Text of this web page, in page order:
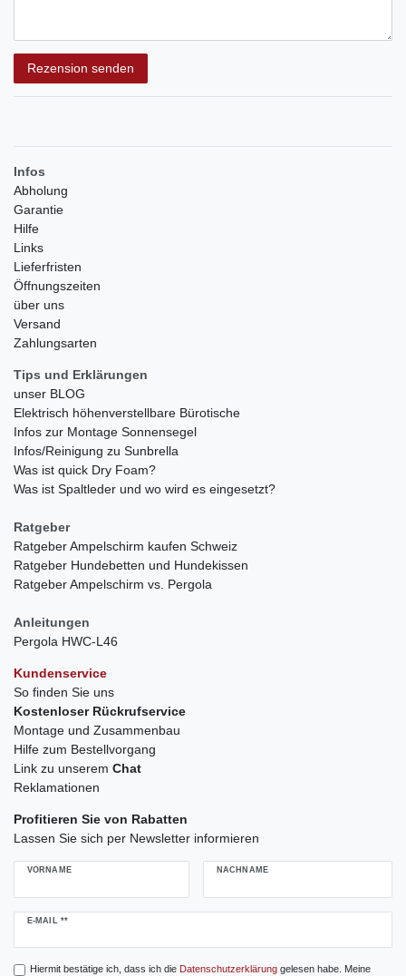
Rezension senden
Infos
Abholung
Garantie
Hilfe
Links
Lieferfristen
Öffnungszeiten
über uns
Versand
Zahlungsarten
Tips und Erklärungen
unser BLOG
Elektrisch höhenverstellbare Bürotische
Infos zur Montage Sonnensegel
Infos/Reinigung zu Sunbrella
Was ist quick Dry Foam?
Was ist Spaltleder und wo wird es eingesetzt?
Ratgeber
Ratgeber Ampelschirm kaufen Schweiz
Ratgeber Hundebetten und Hundekissen
Ratgeber Ampelschirm vs. Pergola
Anleitungen
Pergola HWC-L46
Kundenservice
So finden Sie uns
Kostenloser Rückrufservice
Montage und Zusammenbau
Hilfe zum Bestellvorgang
Link zu unserem Chat
Reklamationen
Profitieren Sie von Rabatten
Lassen Sie sich per Newsletter informieren
VORNAME NACHNAME
E-MAIL **
Newsletter
Hiermit bestätige ich, dass ich die Daten­schutz­erklärunggelesen habe. Meine